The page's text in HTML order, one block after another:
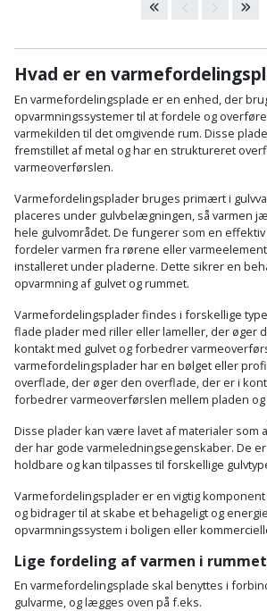
Damp-
og
vindspærre
Dør,
dørgreb
og
lås
Fliseopsætning
Fugemateriale
og
lim
Garageport
Gelænder
Gips
Grundmursplader
Blindnitter
Brolæggerværktøj
Byggepladshegn
Byggepladstrapper
Donkraft
Dorn
Fedtpresser
Fil
og
skumpistol
Gevindskærer
Glasløfter
Bajonetsav
Bajonetsavklinge
Bånd-
bænkslibertilbehør
Båndsav
Båndsliber
og
bænksliber
Batteri
Betonsliber
Bindemaskine
Bits
Bor
Bordrundsav
Græstrimmer
Hækkeklipper
Havetraktor
Højtryksrenser
Husvandværk
Kompostkværn
Løvsuger
og
løvblæser
Motorsav
kædesav
og
kædesav
og
bålsted
Batterier
Belægningssten
Belysning
Beslag
Bilpleje
og
autotilbehør
Brænde
Brændeovn
Brandslukker
Brugskunst
Camping
til
malerarbejde
Gulvplejemidler
Malerværktøj
Maling
indendørs
Maling
udendørs
Polyfilla
Rengøring
og
Spartelmasse
væg
Armatur
og
vandhaner
Badeværelse
Kloak
og
afløb
Pex
rør
Radiator
Rør
fittings
Ventilation
og
indeklima
Beklædning
Børn
Dame
Herre
Outlet
Tilbudsavis
Log
ind
Kvik
kr.
Guides
Gaveideer
Aktiviteter
Hvad er en
En varmefordelingsplade er en enhed, der
opvarmningssystemer til at fordele og
varmekilden til det omgivende rum. Disse
fremstillet af metal og har en struktureret
varmeoverførslen.
Varmefordelingsplader bruges primært i
placeres under gulvbelægningen, så varmen
hele gulvområdet. De fungerer som en
fordeler varmen fra rørene eller
installeret under pladerne. Dette sikrer en
opvarmning af gulvet og rummet.
Varmefordelingsplader findes i forskellige
flade plader med riller eller lameller, der øger
kontakt med gulvet og forbedrer
varmefordelingsplader har en bølget eller
overflade, der øger den overflade, der er i
forbedrer varmeoverførslen mellem pladen
Disse plader kan være lavet af materialer som
der har gode varmeledningsegenskaber. De
holdbare og kan tilpasses til forskellige
Varmefordelingsplader er en vigtig
og bidrager til at skabe et behageligt og
opvarmningssystem i boligen eller
Lige fordeling af varmen i rummet
En varmefordelingsplade skal benyttes i
gulvarme, og lægges oven på f.eks.